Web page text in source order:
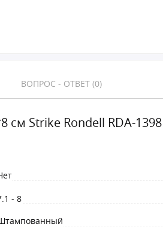
ВОПРОС - ОТВЕТ (0)
см Strike Rondell RDA-1398
- 8